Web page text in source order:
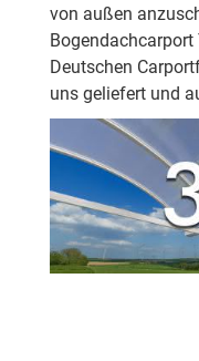
von außen
Deutschen
uns geliefert und